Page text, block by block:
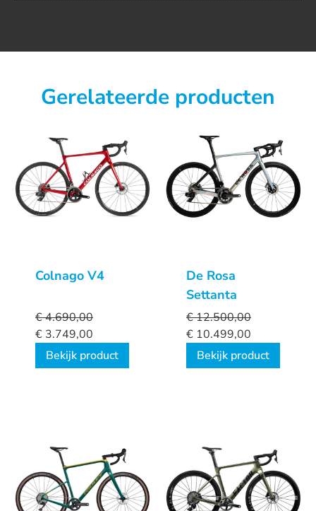
Gerelateerde producten
Colnago V4
€4.690,00
€ 3.749,00
Bekijk product
De Rosa
Settanta
€12.500,00
€ 10.499,00
Bekijk product